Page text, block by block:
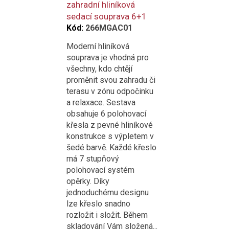
zahradní hliníková
sedací souprava 6+1
Kód: 266MGAC01
Moderní hliníková
souprava je vhodná pro
všechny, kdo chtějí
proměnit svou zahradu či
terasu v zónu odpočinku
a relaxace. Sestava
obsahuje 6 polohovací
křesla z pevné hliníkové
konstrukce s výpletem v
šedé barvě. Každé křeslo
má 7 stupňový
polohovací systém
opěrky. Díky
jednoduchému designu
lze křeslo snadno
rozložit i složit. Během
skladování Vám složená...